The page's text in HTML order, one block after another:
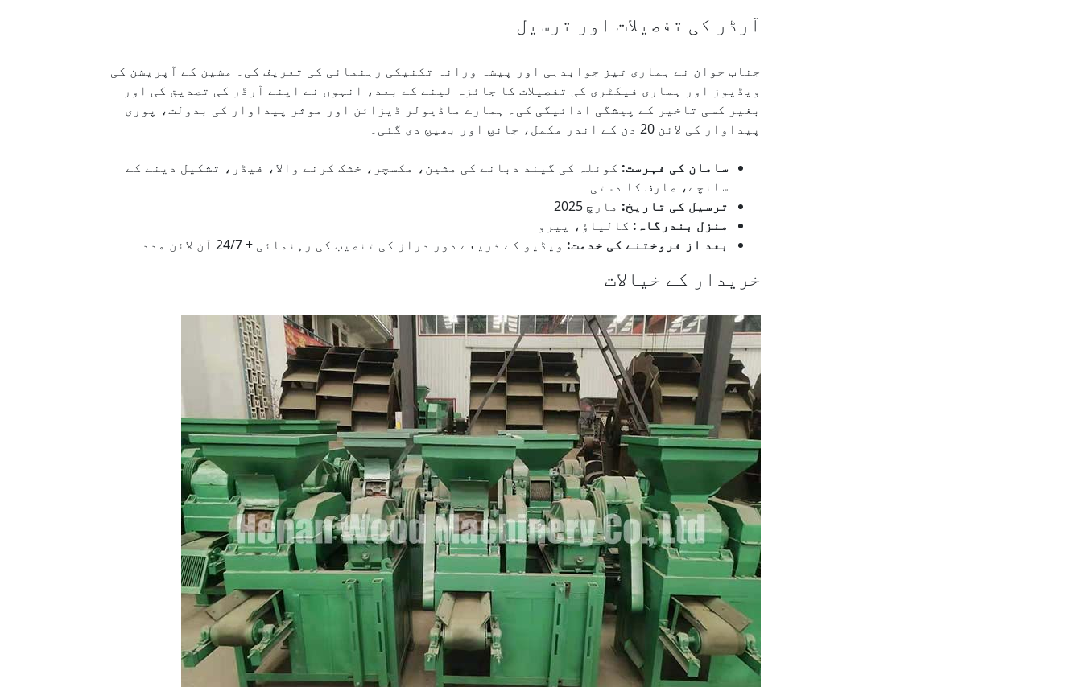
آرڈر کی تفصیلات اور ترسیل
جناب جوان نے ہماری تیز جوابدہی اور پیشہ ورانہ تکنیکی رہنمائی کی تعریف کی۔ مشین کے آپریشن کی
ویڈیوز اور ہماری فیکٹری کی تفصیلات کا جائزہ لینے کے بعد، انہوں نے اپنے آرڈر کی تصدیق کی اور
بغیر کسی تاخیر کے پیشگی ادائیگی کی۔ ہمارے ماڈیولر ڈیزائن اور موثر پیداوار کی بدولت، پوری
پیداوار کی لائن 20 دن کے اندر مکمل، جانچ اور بھیج دی گئی۔
سامان کی فہرست: کوئلہ کی گیند دبانے کی مشین، مکسچر، خشک کرنے والا، فیڈر، تشکیل دینے کے
سانچے، صارف کا دستی
ترسیل کی تاریخ: مارچ 2025
منزل بندرگاہ: کالیاؤ، پیرو
بعد از فروختنے کی خدمت: ویڈیو کے ذریعے دور دراز کی تنصیب کی رہنمائی + 24/7 آن لائن مدد
خریدار کے خیالات